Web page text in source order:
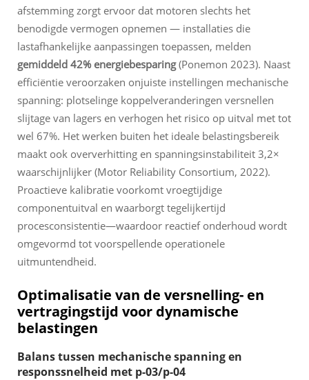
afstemming zorgt ervoor dat motoren slechts het
benodigde vermogen opnemen — installaties die
lastafhankelijke aanpassingen toepassen, melden
gemiddeld 42% energiebesparing(Ponemon 2023). Naast
efficiëntie veroorzaken onjuiste instellingen mechanische
spanning: plotselinge koppelveranderingen versnellen
slijtage van lagers en verhogen het risico op uitval met tot
wel 67%. Het werken buiten het ideale belastingsbereik
maakt ook oververhitting en spanningsinstabiliteit 3,2×
waarschijnlijker (Motor Reliability Consortium, 2022).
Proactieve kalibratie voorkomt vroegtijdige
componentuitval en waarborgt tegelijkertijd
procesconsistentie—waardoor reactief onderhoud wordt
omgevormd tot voorspellende operationele
uitmuntendheid.
Optimalisatie van de versnelling- en
vertragingstijd voor dynamische
belastingen
Balans tussen mechanische spanning en
responssnelheid met p-03/p-04